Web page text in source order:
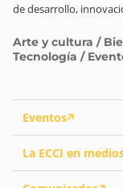
Eventos
La ECCI en
de desarrollo,
Arte y cultura /
Tecnología /